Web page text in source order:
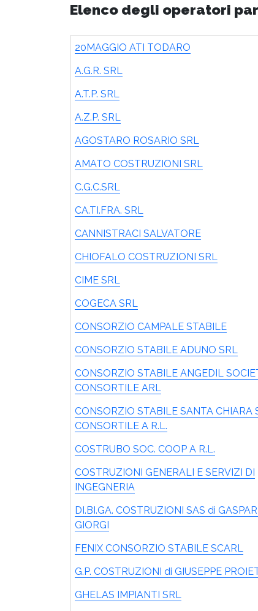
Elenco degli operatori
20MAGGIO ATI TODARO
A.G.R. SRL
A.T.P. SRL
A.Z.P. SRL
AGOSTARO ROSARIO SRL
AMATO COSTRUZIONI SRL
C.G.C.SRL
CA.TI.FRA. SRL
CANNISTRACI SALVATORE
CHIOFALO COSTRUZIONI SRL
CIME SRL
COGECA SRL
CONSORZIO CAMPALE STABILE
CONSORZIO STABILE ADUNO SRL
CONSORZIO STABILE ANGEDIL
CONSORTILE ARL
CONSORZIO STABILE SANTA CHIARA
CONSORTILE A R.L.
COSTRUBO SOC. COOP A R.L.
COSTRUZIONI GENERALI E SERVIZI DI
INGEGNERIA
DI.BI.GA. COSTRUZIONI SAS di
GIORGI
FENIX CONSORZIO STABILE SCARL
G.P. COSTRUZIONI di GIUSEPPE
GHELAS IMPIANTI SRL